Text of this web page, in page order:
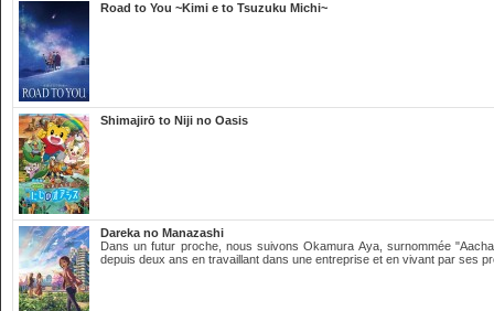
Road to You ~Kimi e to Tsuzuku Michi~
Shimajirō to Niji no Oasis
Dareka no Manazashi
Dans un futur proche, nous suivons Okamura Aya, surnommée
depuis deux ans en travaillant dans une entreprise et en vivant par ses